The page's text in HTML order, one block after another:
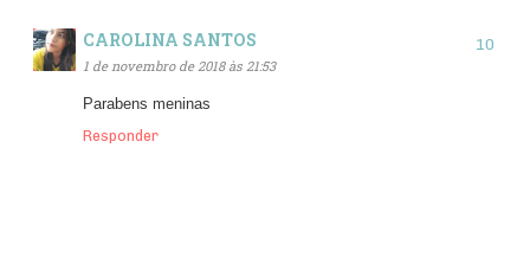
CAROLINA SANTOS
1 de novembro de 2018 às 21:53
Parabens meninas
Responder